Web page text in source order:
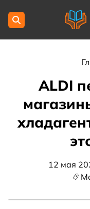
ALDI
12 мая